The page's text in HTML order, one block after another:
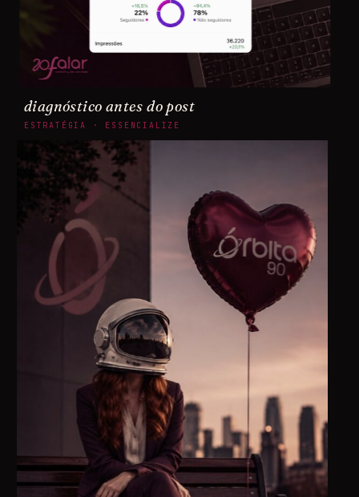
diagnóstico antes do post
ESTRATÉGIA · ESSENCIALIZE